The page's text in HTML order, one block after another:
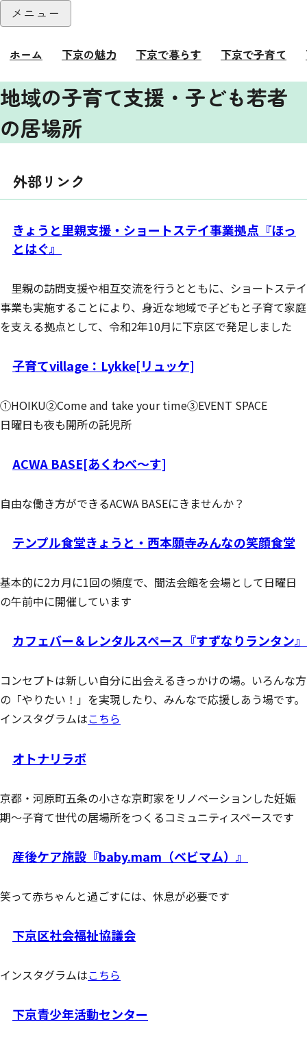
本文へ
メニュー
ホーム 下京の魅力 下京で暮らす 下京で子育て
ここから本文です。
地域の子育て支援・子ども若者
の居場所
外部リンク
きょうと里親支援・ショートステイ事業拠点『ほっ
とはぐ』
里親の訪問支援や相互交流を行うとともに、ショートステイ
事業も実施することにより、身近な地域で子どもと子育て家庭
を支える拠点として、令和2年10月に下京区で発足しました
子育てvillage：Lykke[リュッケ]
①HOIKU②Come and take your time③EVENT SPACE
日曜日も夜も開所の託児所
ACWA BASE[あくわべ～す]
自由な働き方ができるACWA BASEにきませんか？
テンプル食堂きょうと・西本願寺みんなの笑顔食堂
基本的に2カ月に1回の頻度で、聞法会館を会場として日曜日
の午前中に開催しています
カフェバー＆レンタルスペース『すずなりランタン』
コンセプトは新しい自分に出会えるきっかけの場。いろんな方
の「やりたい！」を実現したり、みんなで応援しあう場です。
インスタグラムはこちら
オトナリラボ
京都・河原町五条の小さな京町家をリノベーションした妊娠
期〜子育て世代の居場所をつくるコミュニティスペースです
産後ケア施設『baby.mam（ベビマム）』
笑って赤ちゃんと過ごすには、 休息が必要です
下京区社会福祉協議会
インスタグラムはこちら
下京青少年活動センター